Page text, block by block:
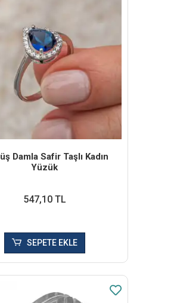
Damla Safir Taşlı Kadın
Yüzük
547,10 TL
SEPETE EKLE